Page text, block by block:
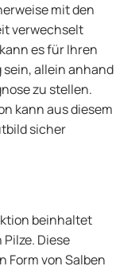
mit den
verwechselt
es für Ihren
allein anhand
zu stellen.
kann aus diesem
sicher
beinhaltet
Diese
Form von Salben